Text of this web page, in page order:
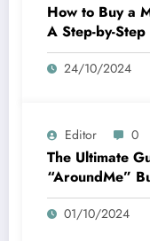
How to Buy a
A Step-by-
Best Deals
24/10/2024
Editor 0
The Ultimate
“AroundMe”
Business Easy
01/10/2024